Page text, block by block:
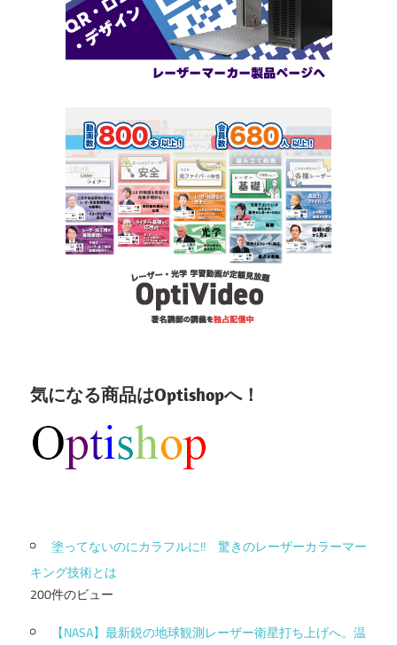
気になる商品はOptishopへ！
塗ってないのにカラフルに!! 驚きのレーザーカラーマー
キング技術とは
200件のビュー
【NASA】最新鋭の地球観測レーザー衛星打ち上げへ。温